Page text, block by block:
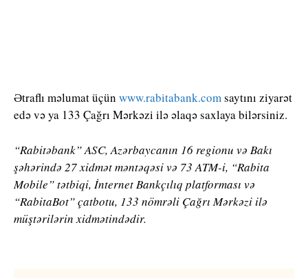
Ətraflı məlumat üçün www.rabitabank.comsaytını ziyarət
edə və ya 133 Çağrı Mərkəzi ilə əlaqə saxlaya bilərsiniz.
“Rabitəbank” ASC, Azərbaycanın 16 regionu və Bakı
şəhərində 27 xidmət məntəqəsi və 73 ATM-i, “Rabita
Mobile” tətbiqi, İnternet Bankçılıq platforması və
“RabitaBot” çatbotu, 133 nömrəli Çağrı Mərkəzi ilə
müştərilərin xidmətindədir.